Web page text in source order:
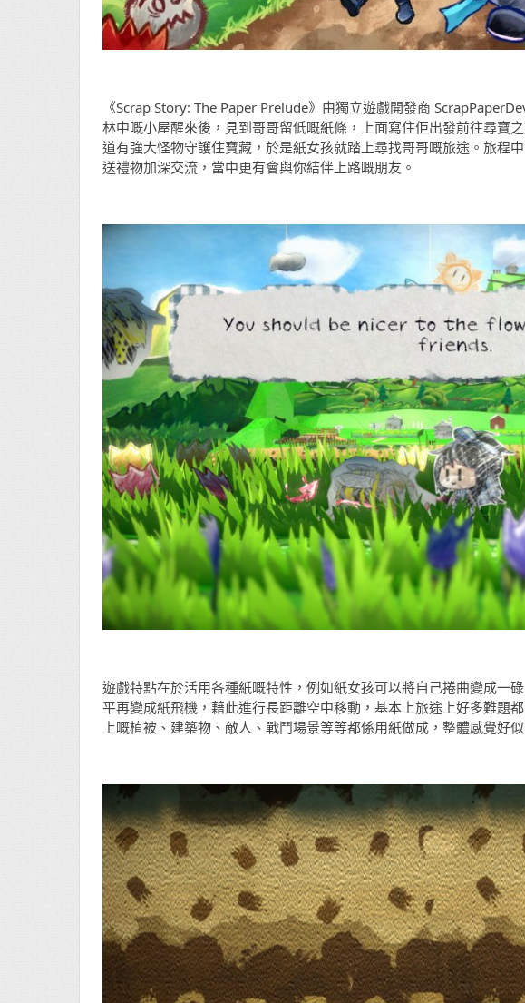
《Scrap Story: The Paper Prelude》由獨立遊戲開發商
林中嘅小屋醒來後，見到哥哥留低嘅紙條，上面寫住佢出發前往尋寶
道有強大怪物守護住寶藏，於是紙女孩就踏上尋找哥哥嘅旅途。旅程
送禮物加深交流，當中更有會與你結伴上路嘅朋友。
遊戲特點在於活用各種紙嘅特性，例如紙女孩可以將自己捲曲變成一
平再變成紙飛機，藉此進行長距離空中移動，基本上旅途上好多難題
上嘅植被、建築物、敵人、戰鬥場景等等都係用紙做成，整體感覺好